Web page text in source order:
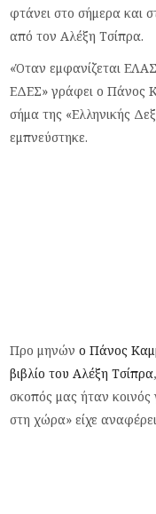
φτάνει στο σήμερα και
από τον Αλέξη Τσίπρα.
«Όταν εμφανίζεται
ΕΔΕΣ» γράφει ο Πάνος
σήμα της «Ελληνικής
εμπνεύστηκε.
Προ μηνώνο Πάνος
βιβλίο του Αλέξη Τσίπρα
σκοπός μας ήταν κοινός
στη χώρα» είχε